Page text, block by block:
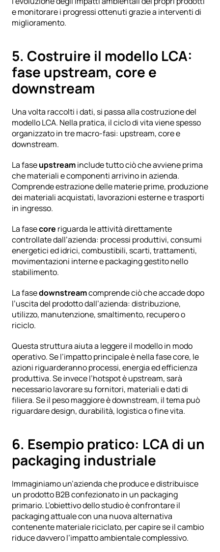
e monitorare i progressi ottenuti grazie a interventi di
miglioramento.
5. Costruire il modello LCA:
fase upstream, core e
downstream
Una volta raccolti i dati, si passa alla costruzione del
modello LCA. Nella pratica, il ciclo di vita viene spesso
organizzato in tre macro-fasi: upstream, core e
downstream.
La fase upstream include tutto ciò che avviene prima
che materiali e componenti arrivino in azienda.
Comprende estrazione delle materie prime, produzione
dei materiali acquistati, lavorazioni esterne e trasporti
in ingresso.
La fase core riguarda le attività direttamente
controllate dall’azienda: processi produttivi, consumi
energetici ed idrici, combustibili, scarti, trattamenti,
movimentazioni interne e packaging gestito nello
stabilimento.
La fase downstream comprende ciò che accade dopo
l’uscita del prodotto dall’azienda: distribuzione,
utilizzo, manutenzione, smaltimento, recupero o
riciclo.
Questa struttura aiuta a leggere il modello in modo
operativo. Se l’impatto principale è nella fase core, le
azioni riguarderanno processi, energia ed efficienza
produttiva. Se invece l’hotspot è upstream, sarà
necessario lavorare su fornitori, materiali e dati di
filiera. Se il peso maggiore è downstream, il tema può
riguardare design, durabilità, logistica o fine vita.
6. Esempio pratico: LCA di un
packaging industriale
Immaginiamo un’azienda che produce e distribuisce
un prodotto B2B confezionato in un packaging
primario. L’obiettivo dello studio è confrontare il
packaging attuale con una nuova alternativa
contenente materiale riciclato, per capire se il cambio
riduce davvero l’impatto ambientale complessivo.